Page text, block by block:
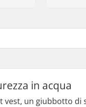
in acqua
un giubbotto